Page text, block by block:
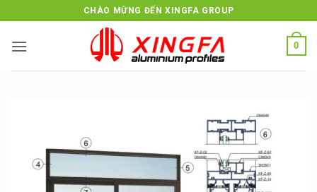
qua
nội
CHÀO MỪNG ĐẾN XINGFA GROUP
0